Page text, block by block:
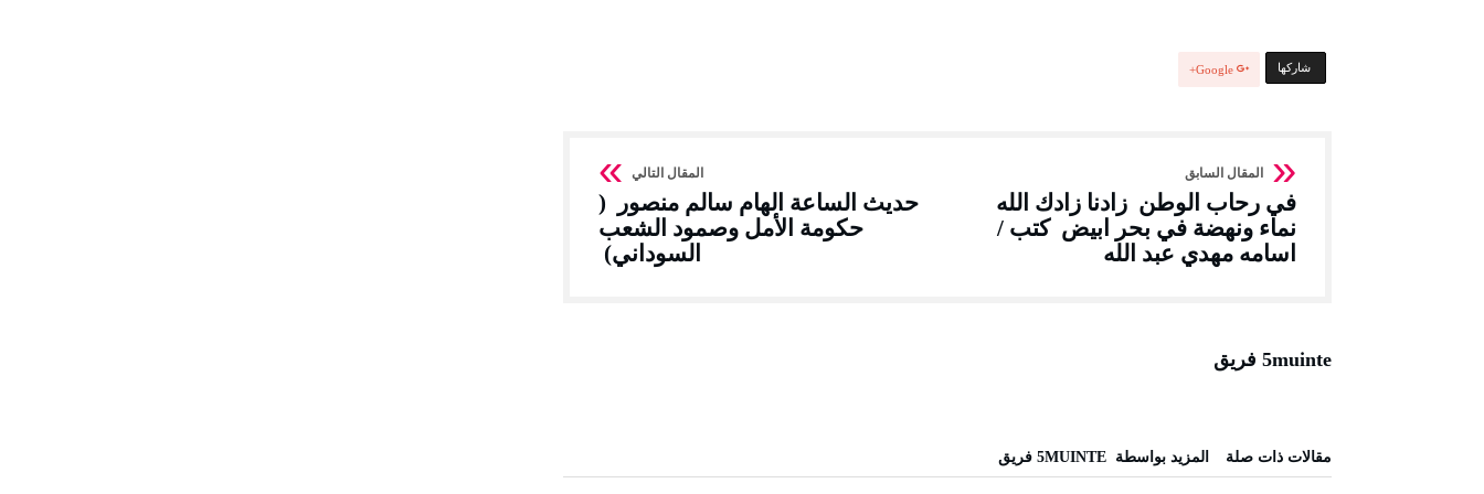
‫‫ شاركها‬ Google+
في رحاب الوطن زادنا زادك الله
نماء ونهضة في بحر ابيض كتب /
اسامه مهدي عبد الله
حديث الساعة الهام سالم منصور (
حكومة الأمل وصمود الشعب
السوداني)
5muinte فريق
‫مقالات ذات صلة‬ ‫‫المزيد بواسطة‬ ‬ 5MUINTE فريق